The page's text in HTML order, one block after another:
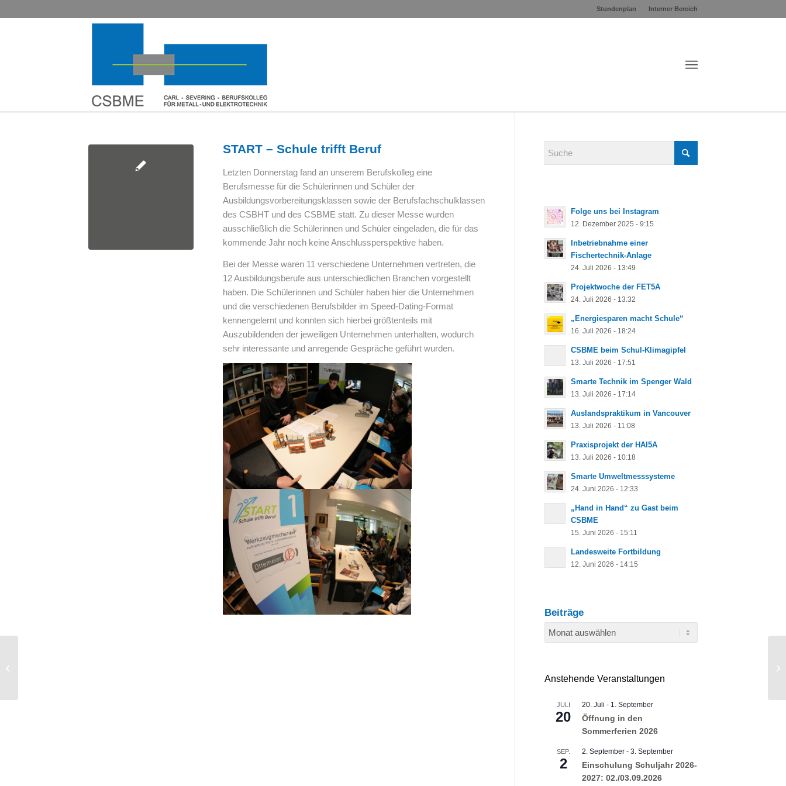
Stundenplan Interner Bereich
START – Schule trifft Beruf
Letzten Donnerstag fand an unserem Berufskolleg eine
Berufsmesse für die Schülerinnen und Schüler der
Ausbildungsvorbereitungsklassen sowie der Berufsfachschulklassen
des CSBHT und des CSBME statt. Zu dieser Messe wurden
ausschließlich die Schülerinnen und Schüler eingeladen, die für das
kommende Jahr noch keine Anschlussperspektive haben.
Bei der Messe waren 11 verschiedene Unternehmen vertreten, die
12 Ausbildungsberufe aus unterschiedlichen Branchen vorgestellt
haben. Die Schülerinnen und Schüler haben hier die Unternehmen
und die verschiedenen Berufsbilder im Speed-Dating-Format
kennengelernt und konnten sich hierbei größtenteils mit
Auszubildenden der jeweiligen Unternehmen unterhalten, wodurch
sehr interessante und anregende Gespräche geführt wurden.
Folge uns bei Instagram
12. Dezember 2025 - 9:15
Inbetriebnahme einer
Fischertechnik-Anlage
24. Juli 2026 - 13:49
Projektwoche der FET5A
24. Juli 2026 - 13:32
„Energiesparen macht Schule“
16. Juli 2026 - 18:24
CSBME beim Schul-Klimagipfel
13. Juli 2026 - 17:51
Smarte Technik im Spenger Wald
13. Juli 2026 - 17:14
Auslandspraktikum in Vancouver
13. Juli 2026 - 11:08
Praxisprojekt der HAI5A
13. Juli 2026 - 10:18
Smarte Umweltmesssysteme
24. Juni 2026 - 12:33
„Hand in Hand“ zu Gast beim
CSBME
15. Juni 2026 - 15:11
Landesweite Fortbildung
12. Juni 2026 - 14:15
Beiträge
Anstehende Veranstaltungen
JULI
20
20. Juli - 1. September
Öffnung in den
Sommerferien 2026
SEP.
2
2. September -3. September
Einschulung Schuljahr 2026-
2027: 02./03.09.2026